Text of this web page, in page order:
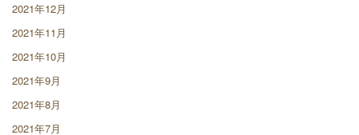
2021年12月
2021年11月
2021年10月
2021年9月
2021年8月
2021年7月